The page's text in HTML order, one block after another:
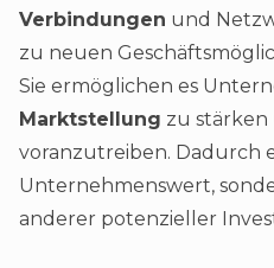
Verbindungen und
zu neuen
Sie ermöglichen es
Marktstellung zu
voranzutreiben. Dadurch
Unternehmenswert,
anderer potenzieller